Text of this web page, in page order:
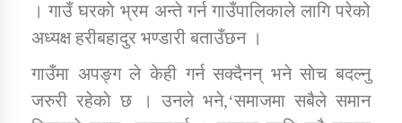
तातोपानी गाउँपालिकाको न्यायिक समिति सम्बन्धी सन्देश
तातोपानी गाउँपालिका जुम्लाको महिला तथा लैङ्गिक हिंसा
सम्बन्धी सूचना सन्देश
। गाउँ घरकाे भ्रम अन्ते गर्न गाउँपालिकाले लागि परेको
अध्यक्ष हरीबहादुर भण्डारी बताउँछन ।
गाउँमा अपङ्ग ले केही गर्न सक्दैनन् भने साेच बदल्नु
जरुरी रहेकाे छ । उनले भने,‘समाजमा सबैले समान